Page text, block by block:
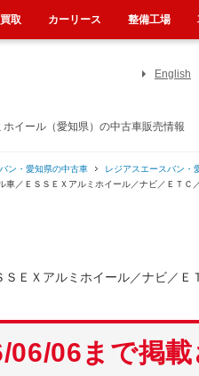
イール（愛知県）の中古車販売情報
English
ン・愛知県の中古車
レジアスエースバン・
／ＥＳＳＥＸアルミホイール／ナビ／ＥＴＣ
Ｘアルミホイール／ナビ／Ｅ
06/06まで掲
取 カーリース 整備工場